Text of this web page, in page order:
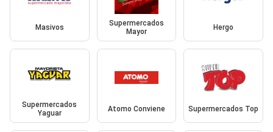
Masivos
Supermercados
Mayor
Hergo
Supermercados
Yaguar
Atomo Conviene Supermercados Top